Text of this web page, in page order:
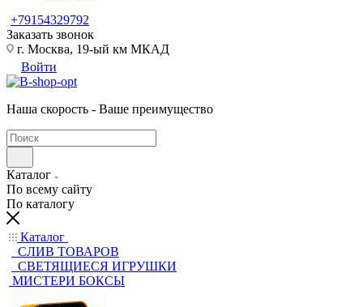
+79154329792
Заказать звонок
г. Москва, 19-ый км МКАД
Войти
Наша скорость - Ваше преимущество
Каталог
По всему сайту
По каталогу
Каталог
CЛИВ ТОВАРОВ
СВЕТЯЩИЕСЯ ИГРУШКИ
МИСТЕРИ БОКСЫ